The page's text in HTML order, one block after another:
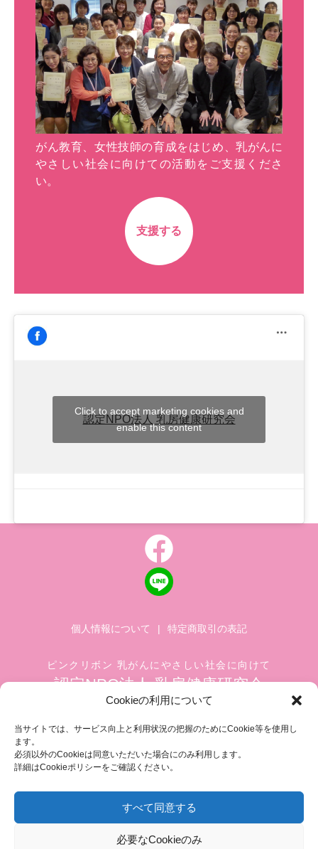
Cookieの利用について
当サイトでは、サービス向上と利用状況の把握のためにCookie等を使用し
ます。
必須以外のCookieは同意いただいた場合にのみ利用します。
詳細はCookieポリシーをご確認ください。
すべて同意する
必要なCookieのみ
がん教育、女性技師の育成をはじめ、乳がんに
やさしい社会に向けての活動をご支援くださ
い。
支援する
認定NPO法人 乳房健康研究会
Click to accept marketing cookies and
enable this content
個人情報について | 特定商取引の表記
ピンクリボン 乳がんにやさしい社会に向けて
認定NPO法人 乳房健康研究会
築地ホワイトビル 1002
FAX.03-3545-6545
info@breastcare.jp
COPYRIGHT (C) 2019 JAPAN SOCIETY OF BREAST HEALTH, ALL RIGHT RESERVED